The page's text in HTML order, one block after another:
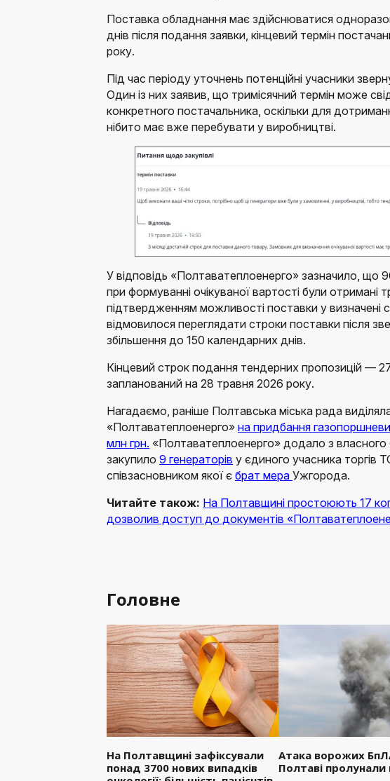
Поставка обладнання має здійснюватися
днів після подання заявки, кінцевий термін
року.
Під час періоду уточнень потенційні учасники
Один із них заявив, що тримісячний термін може
конкретного постачальника, оскільки для
нібито має вже перебувати у виробництві.
У відповідь «Полтаватеплоенерго» зазначило, що
при формуванні очікуваної вартості були отримані
підтвердженням можливості поставки у визначені
відмовилося переглядати строки поставки після
збільшення до 150 календарних днів.
Кінцевий строк подання тендерних пропозицій —
запланований на 28 травня 2026 року.
Нагадаємо, раніше Полтавська міська рада
«Полтаватеплоенерго» на придбання
млн грн. «Полтаватеплоенерго» додало з
закупило 9 генераторів у єдиного учасника торгів
співзасновником якої є брат мера Ужгорода.
Читайте також: На Полтавщині простоюють 17
дозволив доступ до документів
Головне
На Полтавщині зафіксували
понад 3700 нових випадків
Атака ворожих
Полтаві пролунали